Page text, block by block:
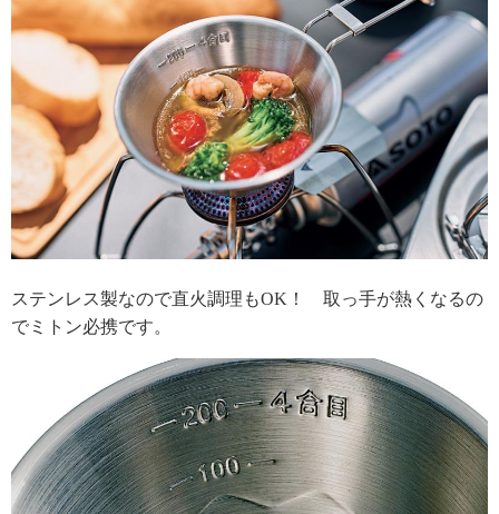
ステンレス製なので直火調理もOK！ 取っ手が熱くなるの
でミトン必携です。